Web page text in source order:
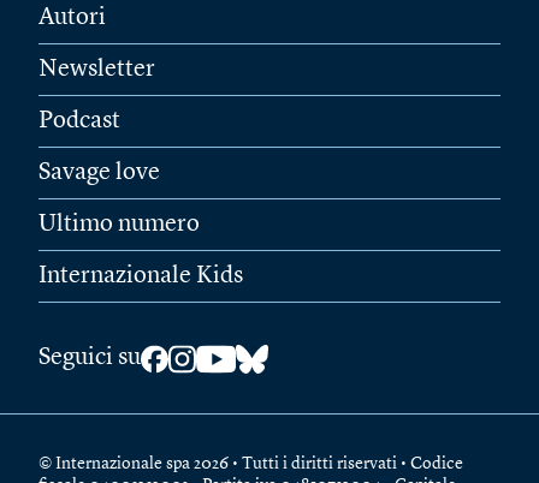
Autori
Newsletter
Podcast
Savage love
Ultimo numero
Internazionale Kids
Seguici su
© Internazionale spa 2026 • Tutti i diritti riservati • Codice